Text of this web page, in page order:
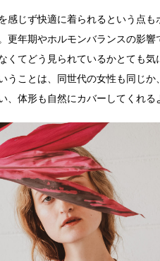
感じず快適に着られるという点
更年期やホルモンバランスの影
くてどう見られているかとても
うことは、同世代の女性も同じ
、体形も自然にカバーしてくれる